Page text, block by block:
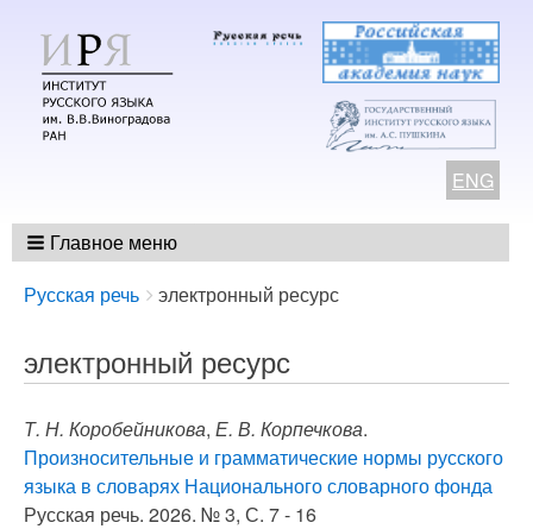
ENG
Главное меню
Breadcrumbs
You
here:
Русская речь электронный ресурс
электронный ресурс
Т. Н. Коробейникова, Е. В. Корпечкова.
Произносительные и грамматические нормы русского
языка в словарях Национального словарного фонда
Русская речь. 2026. № 3, С. 7 - 16